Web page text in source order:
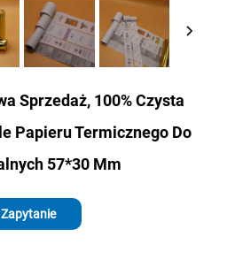
Sprzedaż, 100% Czysta
Papieru Termicznego Do
57*30 Mm
Zapytanie